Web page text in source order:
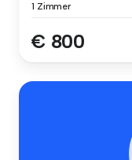
1 Zimmer
€ 800